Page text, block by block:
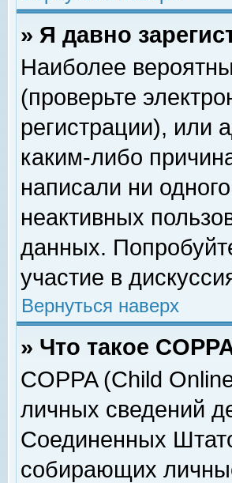
» Я давно
Наиболее
(проверьте
регистрации), или
каким-либо
написали ни
неактивных
данных.
участие в
Вернуться наверх
» Что такое
COPPA (Child
личных сведений
Соединенных
собирающих